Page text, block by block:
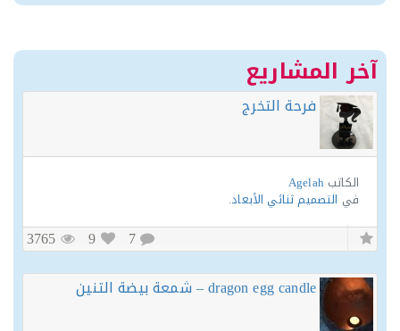
المشاريع
فرحة التخرج
Agelah
التصميم ثنائي الأبعاد.
9
3765
dragon egg candle – شمعة بيضة التنين